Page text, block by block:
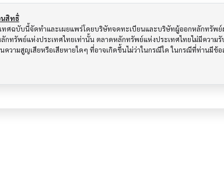
นสิทธิ์
ทศฉบับนี้จัดทำและเผยแพร่โดยบริษัทจดทะเบียนและบริษัทผู้ออกหลักทรัพ
กทรัพย์แห่งประเทศไทยเท่านั้น ตลาดหลักทรัพย์แห่งประเทศไทยไม่มีควา
ความสูญเสียหรือเสียหายใดๆ ที่อาจเกิดขึ้นไม่ว่าในกรณีใด ในกรณีที่ท่านมี